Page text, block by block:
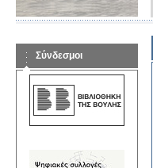
Σύνδεσμοι